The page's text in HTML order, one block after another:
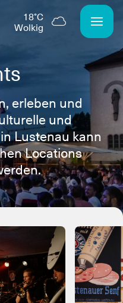
18°C
wolkig
erleben und
und
Lustenau kann
Locations